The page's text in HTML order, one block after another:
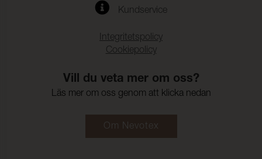
Kundservice
Integritetspolicy
Cookiepolicy
Vill du veta mer om oss?
Läs mer om oss genom att klicka nedan
Om Nevotex